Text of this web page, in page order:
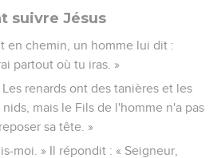
suivre Jésus
en chemin, un homme lui dit :
partout où tu iras. »
renards ont des tanières et les
mais le Fils de l'homme n'a pas
sa tête. »
moi. » Il répondit : « Seigneur,